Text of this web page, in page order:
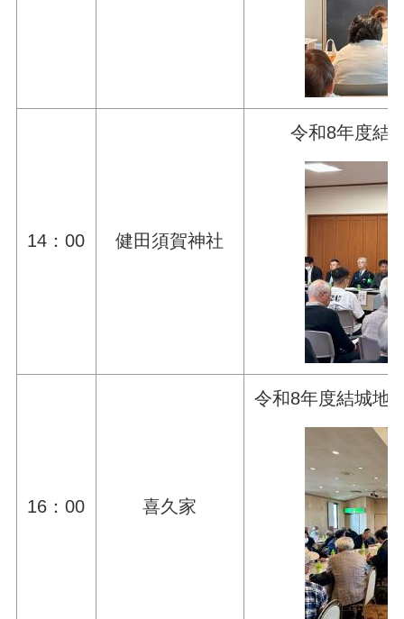
14：00 健田須賀神社
令和8年度結
16：00 喜久家
令和8年度結城地